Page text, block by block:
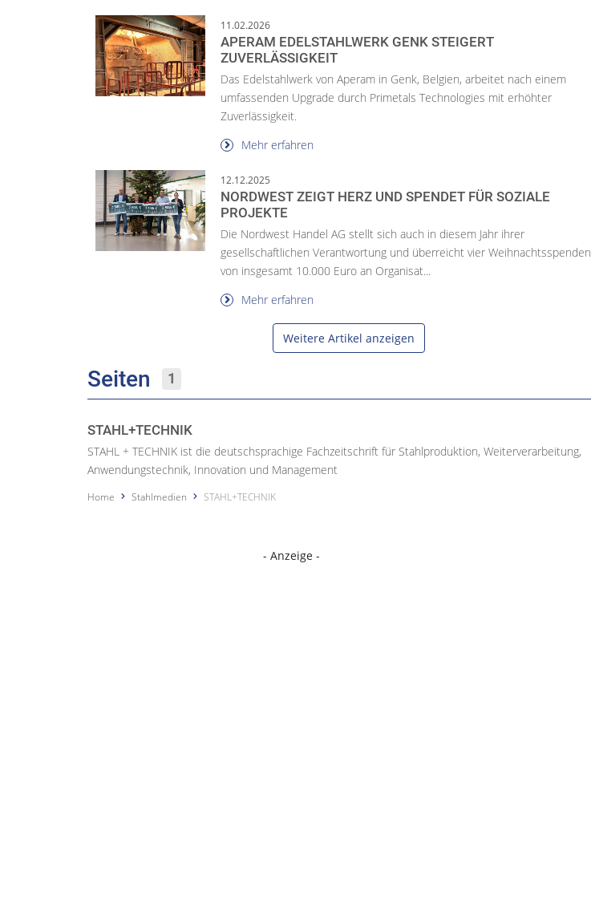
11.02.2026
APERAM EDELSTAHLWERK GENK STEIGERT
ZUVERLÄSSIGKEIT
Das Edelstahlwerk von Aperam in Genk, Belgien, arbeitet nach einem
umfassenden Upgrade durch Primetals Technologies mit erhöhter
Zuverlässigkeit.
Mehr erfahren
12.12.2025
NORDWEST ZEIGT HERZ UND SPENDET FÜR SOZIALE
PROJEKTE
Die Nordwest Handel AG stellt sich auch in diesem Jahr ihrer
gesellschaftlichen Verantwortung und überreicht vier Weihnachtsspenden
von insgesamt 10.000 Euro an Organisat...
Mehr erfahren
Weitere Artikel anzeigen
Seiten 1
STAHL+TECHNIK
STAHL + TECHNIK ist die deutschsprachige Fachzeitschrift für Stahlproduktion, Weiterverarbeitung,
Anwendungstechnik, Innovation und Management
Home Stahlmedien STAHL+TECHNIK
- Anzeige -